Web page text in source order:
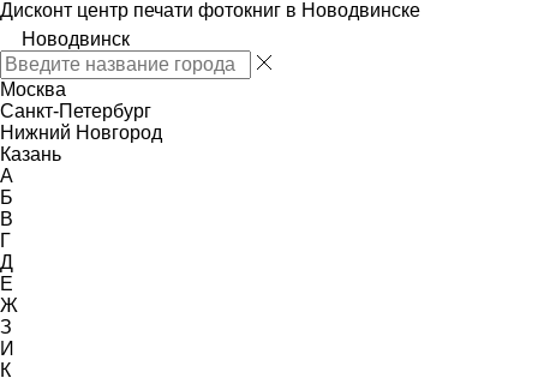
Дисконт центр печати фотокниг в Новодвинске
Новодвинск
Москва
Санкт-Петербург
Нижний Новгород
Казань
А
Б
В
Г
Д
Е
Ж
З
И
К